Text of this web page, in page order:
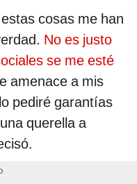
cosas me han
No es justo
se me esté
amenace a mis
pediré garantías
querella a